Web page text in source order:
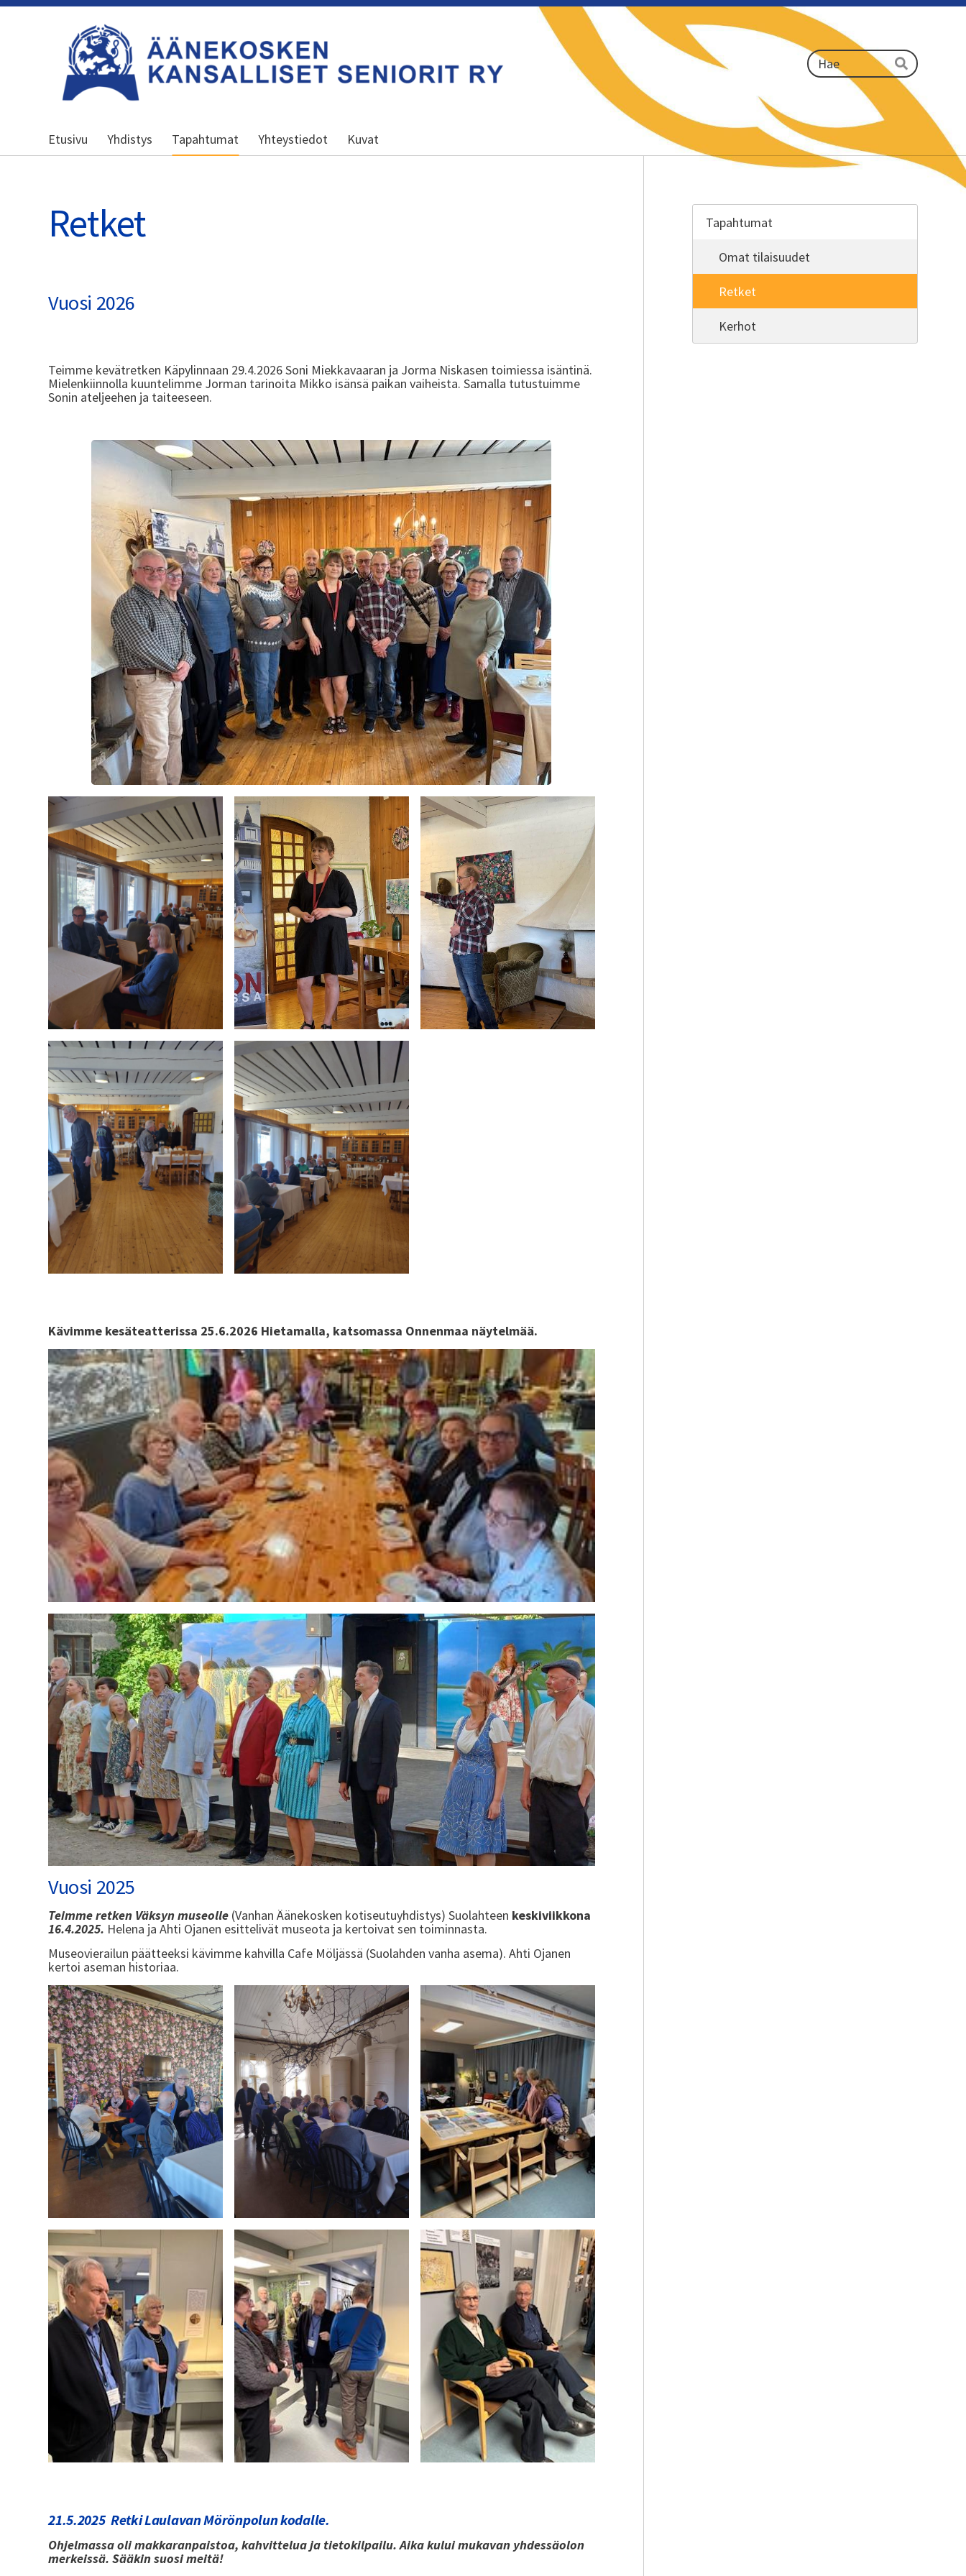
Äänekosken kansalliset seniorit ry
Haku
Hae
Etusivu Yhdistys Tapahtumat Yhteystiedot Kuvat
Retket
Vuosi 2026
Teimme kevätretken Käpylinnaan 29.4.2026 Soni Miekkavaaran ja Jorma Niskasen toimiessa isäntinä.
Mielenkiinnolla kuuntelimme Jorman tarinoita Mikko isänsä paikan vaiheista. Samalla tutustuimme
Sonin ateljeehen ja taiteeseen.
Kävimme kesäteatterissa 25.6.2026 Hietamalla, katsomassa Onnenmaa näytelmää.
Vuosi 2025
Teimme retken Väksyn museolle (Vanhan Äänekosken kotiseutuyhdistys) Suolahteen keskiviikkona
16.4.2025. Helena ja Ahti Ojanen esittelivät museota ja kertoivat sen toiminnasta.
Museovierailun päätteeksi kävimme kahvilla Cafe Möljässä (Suolahden vanha asema). Ahti Ojanen
kertoi aseman historiaa.
21.5.2025 Retki Laulavan Mörönpolun kodalle.
Ohjelmassa oli makkaranpaistoa, kahvittelua ja tietokilpailu. Aika kului mukavan yhdessäolon
merkeissä. Sääkin suosi meitä!
Tapahtumat
Omat tilaisuudet
Retket
Kerhot